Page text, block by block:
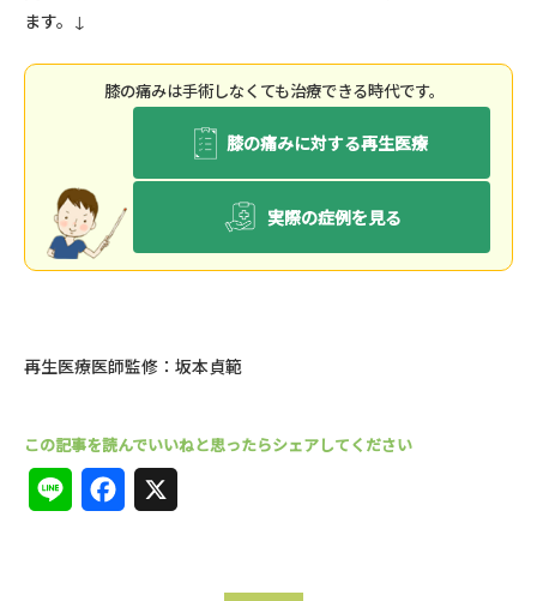
ます。 ↓
膝の痛みは⼿術しなくても治療できる時代です。
膝の痛みに対する再生医療
実際の症例を見る
再生医療医師監修：坂本貞範